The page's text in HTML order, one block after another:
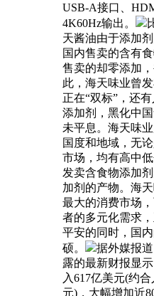
USB-A接口、
4K60Hz输出。
天酱油由于添加
国内售卖的含有
售卖的却零添加
此，海天味业曾
正在“双标”，还
添加剂，黑化中
未平息。海天味
国度和地域，无
市场，均有高中
发卖含食物添加
加剂的产物。海
最大的消费市场
者的多元化需求
平安的同时，国
硕。
据外媒报
露的最新财报显
入617亿美元(约
元)，大幅增加近